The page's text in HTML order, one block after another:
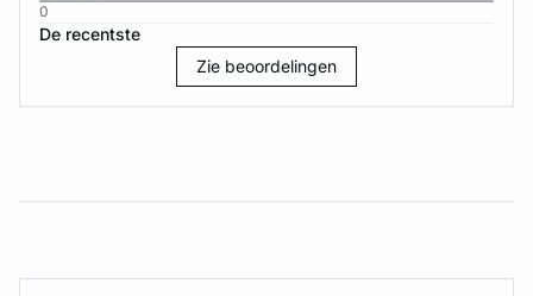
0
De recentste
Zie beoordelingen